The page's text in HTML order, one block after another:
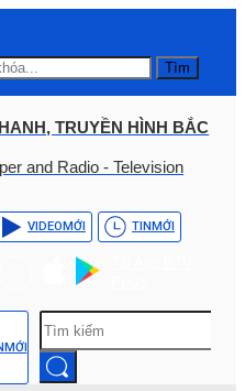
Tìm
TRUYỀN HÌNH BẮC
and Radio - Television
VIDEOMỚI TINMỚI
MỚI